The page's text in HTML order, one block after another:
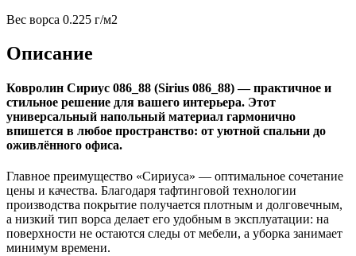
Веc ворса 0.225 г/м2
Описание
Ковролин Сириус 086_88 (Sirius 086_88) — практичное и
стильное решение для вашего интерьера. Этот
универсальный напольный материал гармонично
впишется в любое пространство: от уютной спальни до
оживлённого офиса.
Главное преимущество «Сириуса» — оптимальное сочетание
цены и качества. Благодаря тафтинговой технологии
производства покрытие получается плотным и долговечным,
а низкий тип ворса делает его удобным в эксплуатации: на
поверхности не остаются следы от мебели, а уборка занимает
минимум времени.